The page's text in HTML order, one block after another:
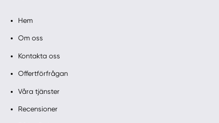
Hem
Om oss
Kontakta oss
Offertförfrågan
Våra tjänster
Recensioner